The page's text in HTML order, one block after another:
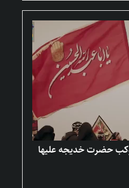
در موکب حضرت خدیجه علیها